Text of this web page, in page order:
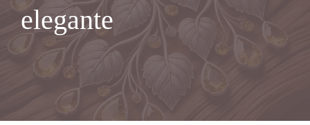
elegante